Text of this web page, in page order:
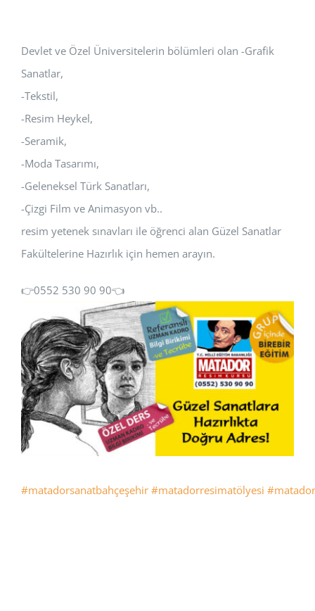
Devlet ve Özel Üniversitelerin bölümleri olan -Grafik
Sanatlar,
-Tekstil,
-Resim Heykel,
-Seramik,
-Moda Tasarımı,
-Geleneksel Türk Sanatları,
-Çizgi Film ve Animasyon vb..
resim yetenek sınavları ile öğrenci alan Güzel Sanatlar
Fakültelerine Hazırlık için hemen arayın.
👉0552 530 90 90👈
#matadorsanatbahçeşehir #matadorresimatölyesi